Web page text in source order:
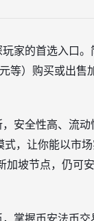
家的首选入口
等）购买或出售
安全性高、流动
，让你能以市
坡节点，仍可安
掌握币安法币交